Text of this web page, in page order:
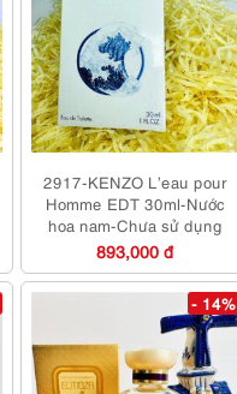
2917-KENZO L’eau pour
Homme EDT 30ml-Nước
hoa nam-Chưa sử dụng
893,000 đ
- 14%